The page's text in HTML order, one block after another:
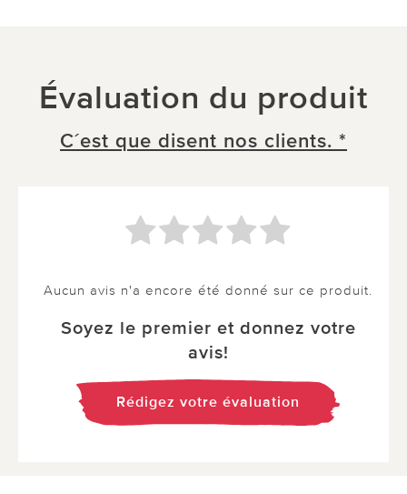
Évaluation du produit
C´est que disent nos clients. *
Aucun avis n'a encore été donné sur ce produit.
Soyez le premier et donnez votre
avis!
Rédigez votre évaluation